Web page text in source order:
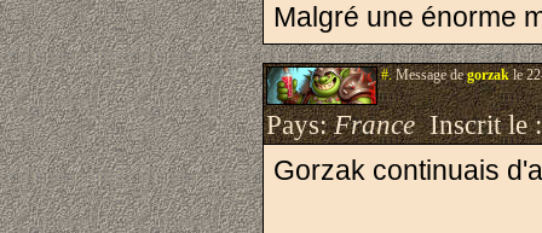
Malgré une énorme
#.Message degorzakle
Pays:FranceInscrit le
Gorzak continuais